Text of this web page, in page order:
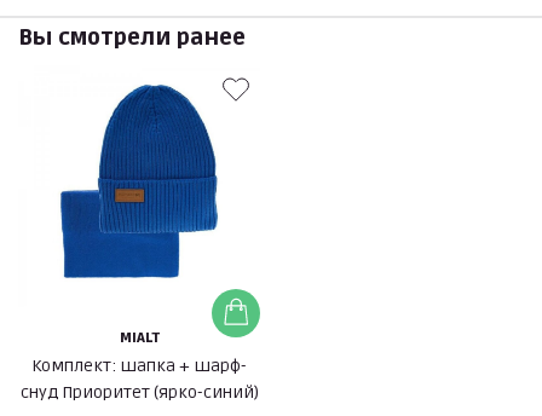
Вы смотрели ранее
MIALT
Комплект: шапка + шарф-
снуд Приоритет (ярко-синий)